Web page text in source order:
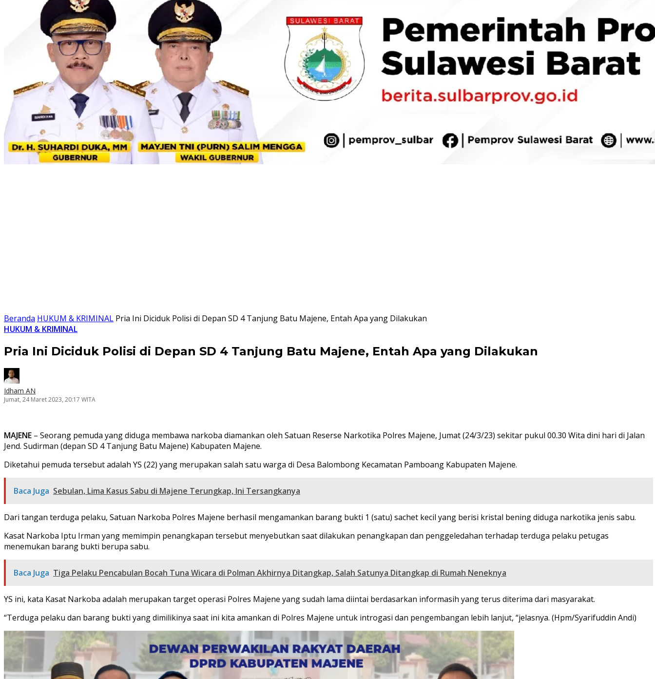
Beranda HUKUM & KRIMINAL Pria Ini Diciduk Polisi di Depan SD 4 Tanjung Batu Majene, Entah Apa yang Dilakukan
HUKUM & KRIMINAL
Pria Ini Diciduk Polisi di Depan SD 4 Tanjung Batu Majene, Entah Apa yang Dilakukan
Idham AN
Jumat, 24 Maret 2023, 20:17 WITA
MAJENE – Seorang pemuda yang diduga membawa narkoba diamankan oleh Satuan Reserse Narkotika Polres Majene, Jumat (24/3/23) sekitar pukul 00.30 Wita dini hari di Jalan
Jend. Sudirman (depan SD 4 Tanjung Batu Majene) Kabupaten Majene.
Diketahui pemuda tersebut adalah YS (22) yang merupakan salah satu warga di Desa Balombong Kecamatan Pamboang Kabupaten Majene.
Baca Juga Sebulan, Lima Kasus Sabu di Majene Terungkap, Ini Tersangkanya
Dari tangan terduga pelaku, Satuan Narkoba Polres Majene berhasil mengamankan barang bukti 1 (satu) sachet kecil yang berisi kristal bening diduga narkotika jenis sabu.
Kasat Narkoba Iptu Irman yang memimpin penangkapan tersebut menyebutkan saat dilakukan penangkapan dan penggeledahan terhadap terduga pelaku petugas
menemukan barang bukti berupa sabu.
Baca Juga Tiga Pelaku Pencabulan Bocah Tuna Wicara di Polman Akhirnya Ditangkap, Salah Satunya Ditangkap di Rumah Neneknya
YS ini, kata Kasat Narkoba adalah merupakan target operasi Polres Majene yang sudah lama diintai berdasarkan informasih yang terus diterima dari masyarakat.
“Terduga pelaku dan barang bukti yang dimilikinya saat ini kita amankan di Polres Majene untuk introgasi dan pengembangan lebih lanjut, “jelasnya. (Hpm/Syarifuddin Andi)